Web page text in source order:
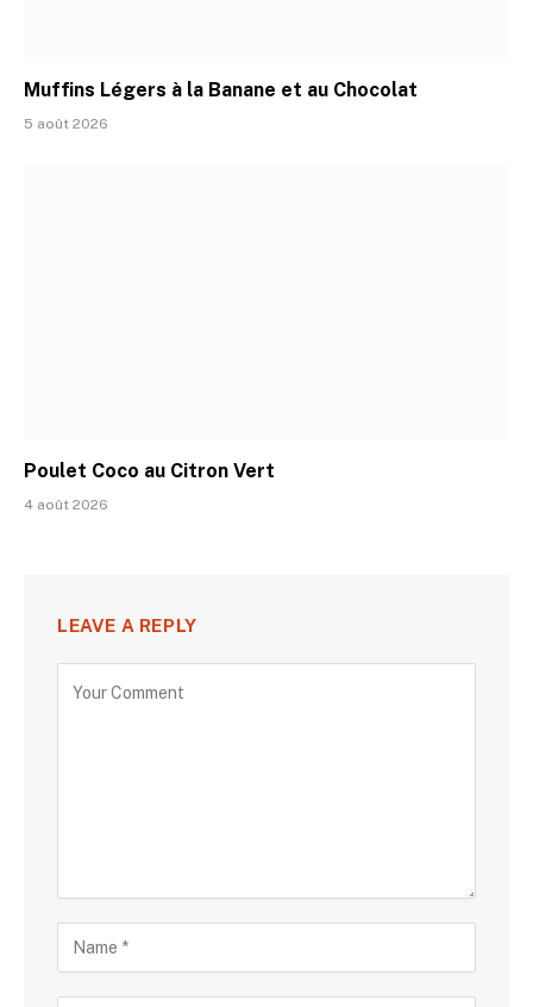
Muffins Légers à la Banane et au Chocolat
5 août 2026
Poulet Coco au Citron Vert
4 août 2026
LEAVE A REPLY